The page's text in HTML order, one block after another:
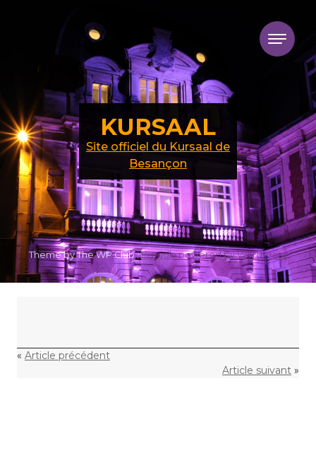
« Article précédent
Article suivant »
KURSAAL
Site officiel du Kursaal de
Besançon
Theme by The WP Club .Proudly powered by WordPress